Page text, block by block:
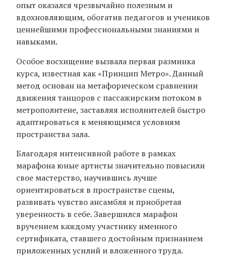
опыт оказался чрезвычайно полезным и
вдохновляющим, обогатив педагогов и учеников
ценнейшими профессиональными знаниями и
навыками.
Особое восхищение вызвала первая разминка
курса, известная как «Принцип Метро». Данный
метод основан на метафорическом сравнении
движения танцоров с пассажирским потоком в
метрополитене, заставляя исполнителей быстро
адаптироваться к меняющимся условиям
пространства зала.
Благодаря интенсивной работе в рамках
марафона юные артисты значительно повысили
свое мастерство, научившись лучше
ориентироваться в пространстве сцены,
развивать чувство ансамбля и приобретая
уверенность в себе. Завершился марафон
вручением каждому участнику именного
сертификата, ставшего достойным признанием
приложенных усилий и вложенного труда.